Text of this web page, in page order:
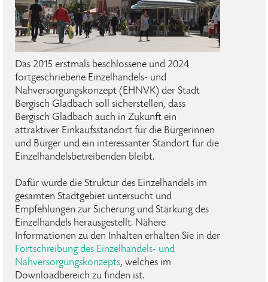
Das 2015 erstmals beschlossene und 2024
fortgeschriebene Einzelhandels- und
Nahversorgungskonzept (EHNVK) der Stadt
Bergisch Gladbach soll sicherstellen, dass
Bergisch Gladbach auch in Zukunft ein
attraktiver Einkaufsstandort für die Bürgerinnen
und Bürger und ein interessanter Standort für die
Einzelhandelsbetreibenden bleibt.
Dafür wurde die Struktur des Einzelhandels im
gesamten Stadtgebiet untersucht und
Empfehlungen zur Sicherung und Stärkung des
Einzelhandels herausgestellt. Nähere
Informationen zu den Inhalten erhalten Sie in der
Fortschreibung des Einzelhandels- und
Nahversorgungskonzepts, welches im
Downloadbereich zu finden ist.